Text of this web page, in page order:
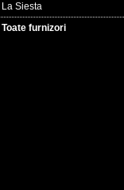
La Siesta
Toate furnizori